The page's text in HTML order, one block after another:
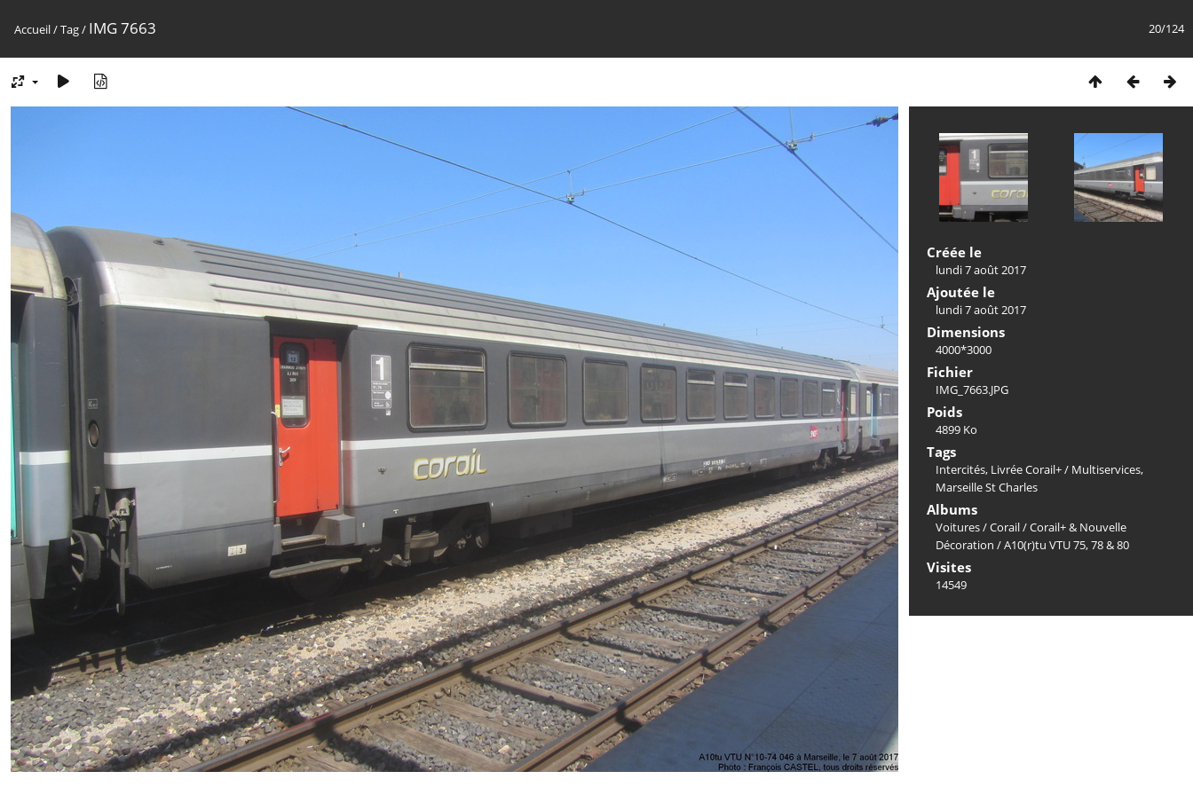
20/124
Accueil/Tag/ IMG 7663
Créée le
lundi 7 août 2017
Ajoutée le
lundi 7 août 2017
Dimensions
4000*3000
Fichier
IMG_7663.JPG
Poids
4899 Ko
Tags
Intercités, Livrée Corail+ / Multiservices,
Marseille St Charles
Albums
Voitures/Corail/Corail+ & Nouvelle
Décoration /A10(r)tu VTU 75, 78 & 80
Visites
14549